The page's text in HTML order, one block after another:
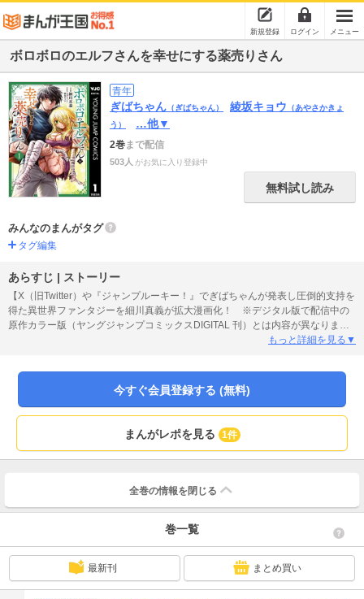
新規登録 ログイン メニュー
ボロボロのエルフさんを幸せにする薬売りさん
青年
ぎばちゃん （ぎばちゃん） 綾坂キョウ （あやさかきょ
う）
…他▼
2巻まで配信
503人 がお気に入り登録中
無料試し読み
みんなのまんがタグ
タグ編集
あらすじ | ストーリー
【X（旧Twitter）や『ジャンプルーキー！』でぎばちゃんが発表し圧倒的支持を
得た異世界ファンタジーを細川真義が拡大漫画化！ ※デジタル版で配信中の
原作カラー版（ヤングジャンプコミックスDIGITAL 刊）とは内容が異なりま
す。】田舎の集落で小さな工房を営む薬売りの男。彼はある日、薬の素材とし
ったエルフの娘だった。『コレね 散々弄ばれて捨てられたエルフだ』 彼女
の境遇に憤りを覚えた薬売りは、治療を施すことを決意するが…。 命とは、
人間とは、二人の数奇な運命を描く異世界ファンタジー開幕!!
もっと詳細を見る▼
今すぐ会員登録する (無料)
まんがレポを見る 1件
全巻の情報を 閉じる
巻一覧
最新刊 まとめ買い